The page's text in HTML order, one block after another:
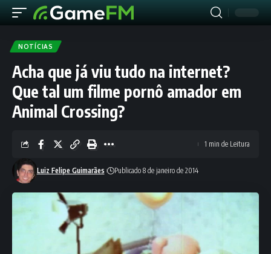
NOTÍCIAS
Acha que já viu tudo na internet?
Que tal um filme pornô amador em
Animal Crossing?
Luiz Felipe Guimarães Publicado 8 de janeiro de 2014
1 min de Leitura